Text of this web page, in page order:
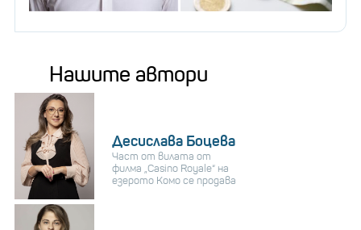
Нашите автори
Десислава Боцева
Част от вилата от
филма „Casino Royale“ на
езерото Комо се продава